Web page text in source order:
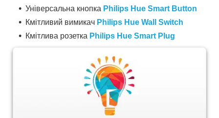
Універсальна кнопка Philips Hue Smart Button
Кмітливий вимикач Philips Hue Wall Switch
Кмітлива розетка Philips Hue Smart Plug